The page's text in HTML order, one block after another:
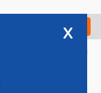
Check in
x